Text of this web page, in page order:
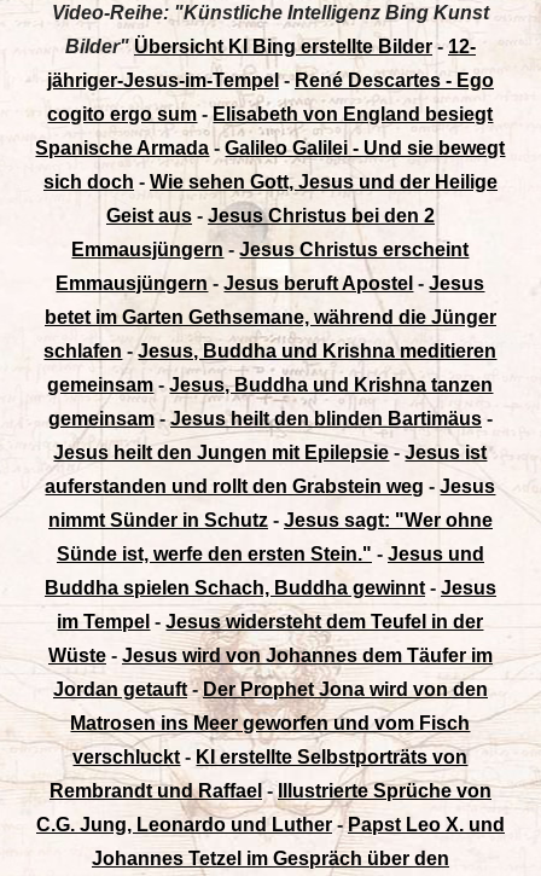
Video-Reihe: "Künstliche Intelligenz Bing Kunst
Bilder" Übersicht KI Bing erstellte Bilder-12-
jähriger-Jesus-im-Tempel-René Descartes - Ego
cogito ergo sum -Elisabeth von England besiegt
Spanische Armada -Galileo Galilei - Und sie bewegt
sich doch - Wie sehen Gott, Jesus und der Heilige
Geist aus- Jesus Christus bei den 2
Emmausjüngern -Jesus Christus erscheint
Emmausjüngern -Jesus beruft Apostel -Jesus
betet im Garten Gethsemane, während die Jünger
schlafen -Jesus, Buddha und Krishna meditieren
gemeinsam -Jesus, Buddha und Krishna tanzen
gemeinsam-Jesus heilt den blinden Bartimäus-
Jesus heilt den Jungen mit Epilepsie -Jesus ist
auferstanden und rollt den Grabstein weg -Jesus
nimmt Sünder in Schutz- Jesus sagt: "Wer ohne
Sünde ist, werfe den ersten Stein." - Jesus und
Buddha spielen Schach, Buddha gewinnt- Jesus
im Tempel -Jesus widersteht dem Teufel in der
Wüste- Jesus wird von Johannes dem Täufer im
Jordan getauft-Der Prophet Jona wird von den
Matrosen ins Meer geworfen und vom Fisch
verschluckt - KI erstellte Selbstporträts von
Rembrandt und Raffael - Illustrierte Sprüche von
C.G. Jung, Leonardo und Luther-Papst Leo X. und
Johannes Tetzel im Gespräch über den